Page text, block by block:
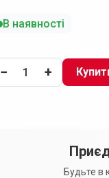
В наявності
− +
Будьте в